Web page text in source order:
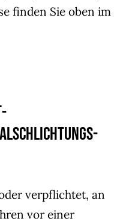
finden Sie oben im
verpflichtet, an
vor einer